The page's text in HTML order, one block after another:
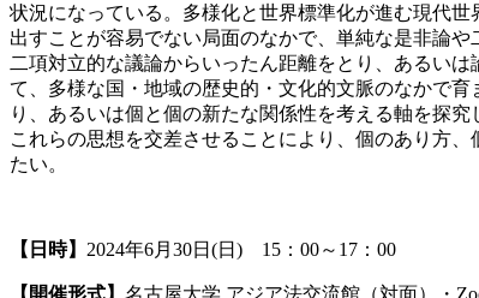
状況になっている。多様化と世界標準化が進む現代
出すことが容易でない局面のなかで、単純な是非論
二項対立的な議論からいったん距離をとり、あるい
て、多様な国・地域の歴史的・文化的文脈のなかで
り、あるいは個と個の新たな関係性を考える軸を探
これらの思想を交差させることにより、個のあり方
たい。
【日時】 2024年6月30日(日) 15：00～17：00